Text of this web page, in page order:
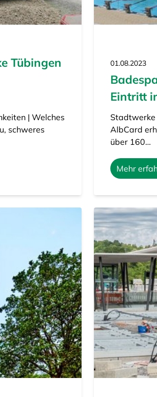
Tübingen
| Welches
schweres
01.08.2023
Eintritt
Stadtwerke
AlbCard
über 160…
Mehr